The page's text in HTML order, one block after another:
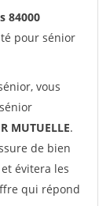
84000
pour sénior
vous
MUTUELLE.
de bien
évitera les
qui répond